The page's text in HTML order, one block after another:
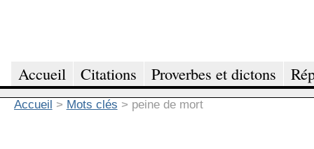
Accueil Citations Proverbes et dictons
Accueil > Mots clés > peine de mort